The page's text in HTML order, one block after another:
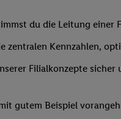
du die Leitung
zentralen Kennzahlen,
Filialkonzepte
gutem Beispiel